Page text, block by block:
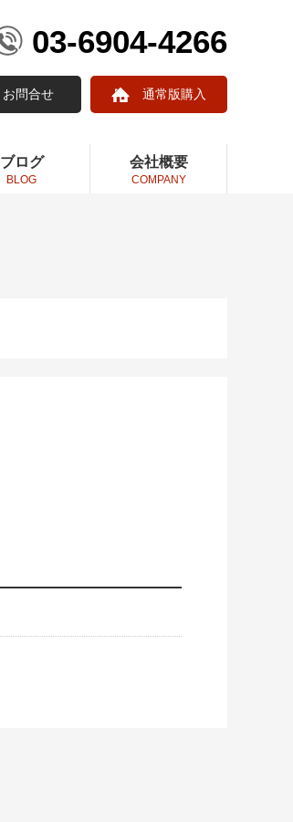
03-6904-4266
お問合せ 通常版購入
ブログ
BLOG
会社概要
COMPANY